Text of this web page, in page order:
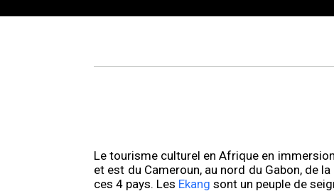
Le tourisme culturel en Afrique en
et est du Cameroun, au nord du Gabon, de
ces 4 pays. Les Ekang sont un peuple de